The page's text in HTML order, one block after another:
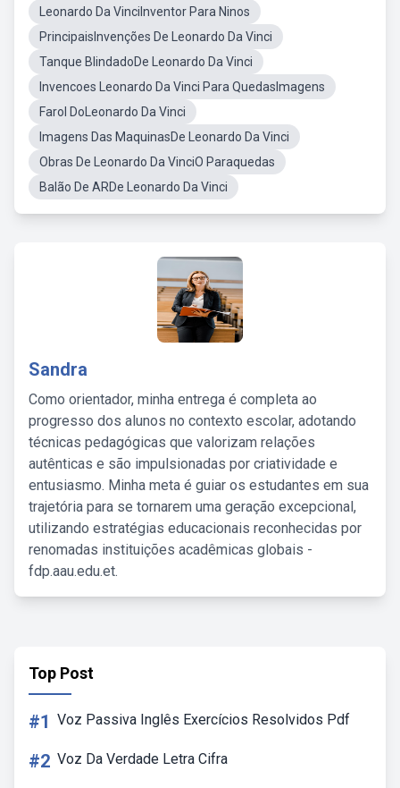
Leonardo Da VinciInventor Para Ninos
PrincipaisInvenções De Leonardo Da Vinci
Tanque BlindadoDe Leonardo Da Vinci
Invencoes Leonardo Da Vinci Para QuedasImagens
Farol DoLeonardo Da Vinci
Imagens Das MaquinasDe Leonardo Da Vinci
Obras De Leonardo Da VinciO Paraquedas
Balão De ARDe Leonardo Da Vinci
Sandra
Como orientador, minha entrega é completa ao
progresso dos alunos no contexto escolar, adotando
técnicas pedagógicas que valorizam relações
autênticas e são impulsionadas por criatividade e
entusiasmo. Minha meta é guiar os estudantes em sua
trajetória para se tornarem uma geração excepcional,
utilizando estratégias educacionais reconhecidas por
renomadas instituições acadêmicas globais -
fdp.aau.edu.et.
Top Post
#1 Voz Passiva Inglês Exercícios Resolvidos Pdf
#2 Voz Da Verdade Letra Cifra